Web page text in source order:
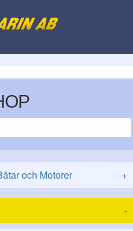
och Motorer +
-